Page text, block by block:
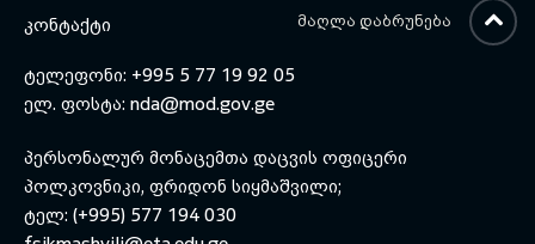
ᲙᲝᲜᲢᲐᲥᲢᲘ
ტელეფონი: +995 5 77 19 92 05
ელ. ფოსტა: nda@mod.gov.ge
პერსონალურ მონაცემთა დაცვის ოფიცერი
პოლკოვნიკი, ფრიდონ სიყმაშვილი;
ტელ: (+995) 577 194 030
ᲛᲐᲦᲚᲐ ᲓᲐᲑᲠᲣᲜᲔᲑᲐ